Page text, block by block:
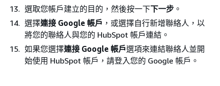
選取您帳戶建立的目的，然後按一下下一步 。
選擇連接 Google 帳戶 ，或選擇自行新增聯絡人，以
將您的聯絡人與您的 HubSpot 帳戶連結。
如果您選擇連接 Google 帳戶選項來連結聯絡人並開
始使用 HubSpot 帳戶，請登入您的 Google 帳戶。